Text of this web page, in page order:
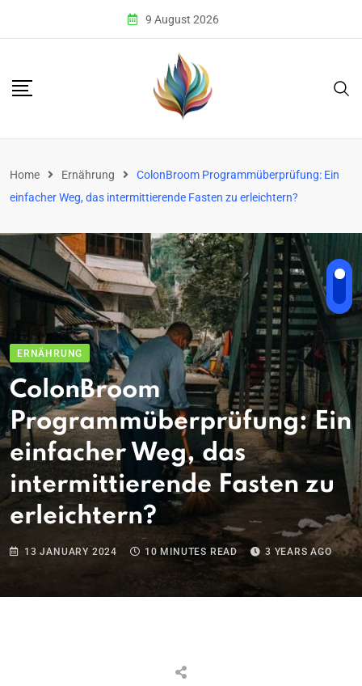
9 August 2026
Home Ernährung
ColonBroom Programmüberprüfung: Ein
einfacher Weg, das intermittierende Fasten zu erleichtern?
ERNÄHRUNG
ColonBroom
Programmüberprüfung: Ein
einfacher Weg, das
intermittierende Fasten zu
erleichtern?
13 JANUARY 2024 10 MINUTES READ 3 YEARS AGO